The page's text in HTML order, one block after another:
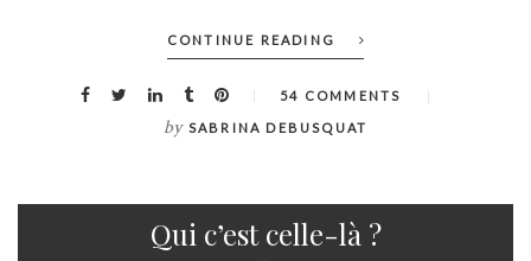
CONTINUE READING
54 COMMENTS
by SABRINA DEBUSQUAT
Qui c’est celle-là ?